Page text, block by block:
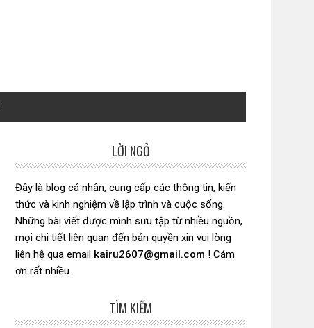
chính
LỜI NGỎ
Đây là blog cá nhân, cung cấp các thông tin, kiến
thức và kinh nghiệm về lập trình và cuộc sống.
Những bài viết được mình sưu tập từ nhiều nguồn,
mọi chi tiết liên quan đến bản quyền xin vui lòng
liên hệ qua email kairu2607@gmail.com ! Cám
ơn rất nhiều.
TÌM KIẾM